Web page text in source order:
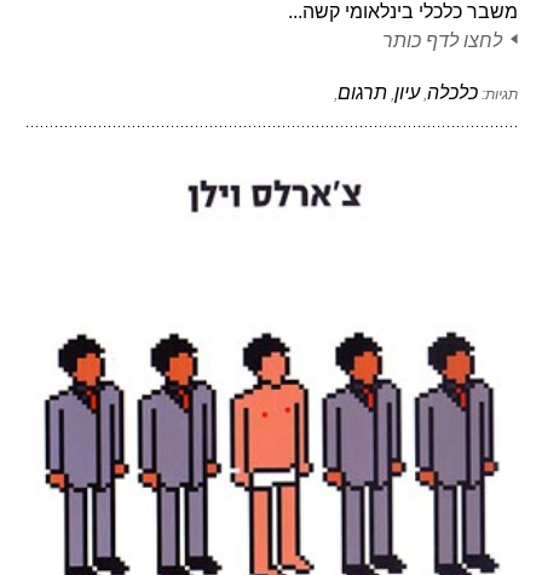
משבר כלכלי בינלאומי קשה...
לחצו לדף כותר
תגיות: כלכלה,עיון, תרגום,